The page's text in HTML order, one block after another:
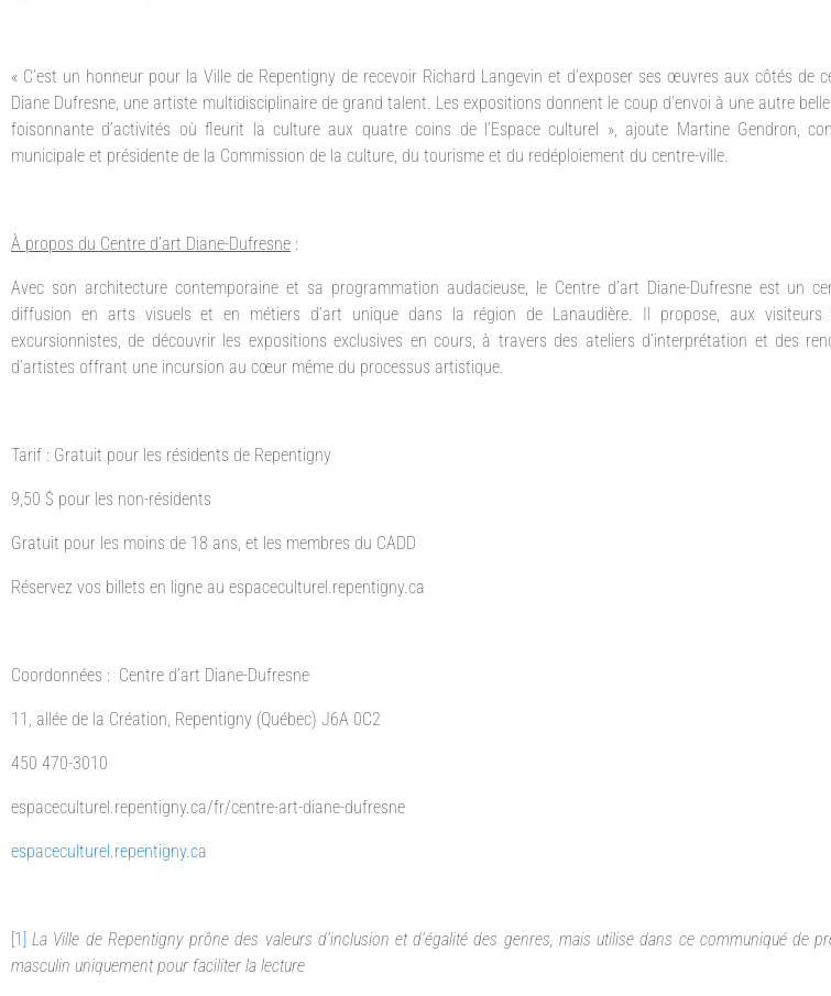
« C’est un honneur pour la Ville de Repentigny de recevoir Richard Langevin et d’exposer ses œuvres aux côtés de
Diane Dufresne, une artiste multidisciplinaire de grand talent. Les expositions donnent le coup d’envoi à une autre
foisonnante d’activités où fleurit la culture aux quatre coins de l’Espace culturel », ajoute Martine Gendron,
municipale et présidente de la Commission de la culture, du tourisme et du redéploiement du centre-ville.
À propos du Centre d’art Diane-Dufresne :
Avec son architecture contemporaine et sa programmation audacieuse, le Centre d’art Diane-Dufresne est un
diffusion en arts visuels et en métiers d’art unique dans la région de Lanaudière. Il propose, aux visiteurs
excursionnistes, de découvrir les expositions exclusives en cours, à travers des ateliers d’interprétation et des
d’artistes offrant une incursion au cœur même du processus artistique.
Tarif : Gratuit pour les résidents de Repentigny
9,50 $ pour les non-résidents
Gratuit pour les moins de 18 ans, et les membres du CADD
Réservez vos billets en ligne au espaceculturel.repentigny.ca
Coordonnées : Centre d’art Diane-Dufresne
11, allée de la Création, Repentigny (Québec) J6A 0C2
450 470-3010
espaceculturel.repentigny.ca/fr/centre-art-diane-dufresne
espaceculturel.repentigny.ca
[1] La Ville de Repentigny prône des valeurs d’inclusion et d’égalité des genres, mais utilise dans ce communiqué de
masculin uniquement pour faciliter la lecture